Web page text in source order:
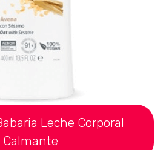
Leche Corporal
Calmante